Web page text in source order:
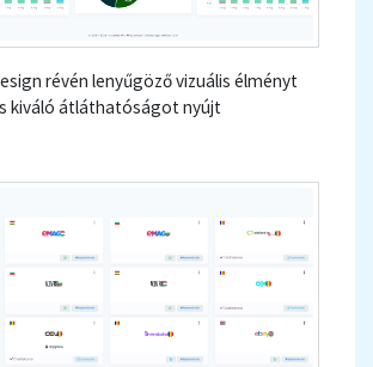
révén lenyűgöző vizuális élményt
kiváló átláthatóságot nyújt